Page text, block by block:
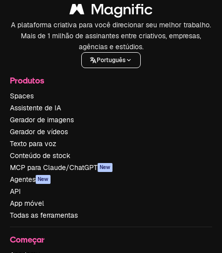
A plataforma criativa para você direcionar seu melhor trabalho.
Mais de 1 milhão de assinantes entre criativos, empresas,
agências e estúdios.
Português
Produtos
Spaces
Assistente de IA
Gerador de imagens
Gerador de vídeos
Texto para voz
Conteúdo de stock
MCP para Claude/ChatGPT New
Agentes New
API
App móvel
Todas as ferramentas
Começar